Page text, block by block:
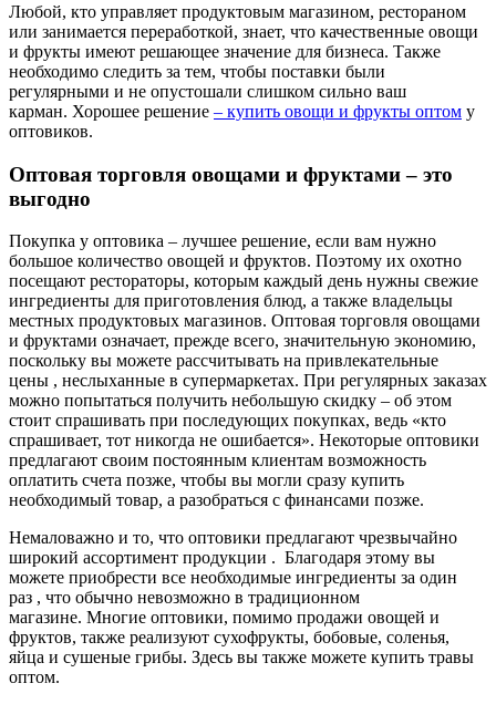
Любой, кто управляет продуктовым магазином, рестораном
или занимается переработкой, знает, что качественные овощи
и фрукты имеют решающее значение для бизнеса. Также
необходимо следить за тем, чтобы поставки были
регулярными и не опустошали слишком сильно ваш
карман. Хорошее решение – купить овощи и фрукты оптом у
оптовиков.
Оптовая торговля овощами и фруктами – это
выгодно
Покупка у оптовика – лучшее решение, если вам нужно
большое количество овощей и фруктов. Поэтому их охотно
посещают рестораторы, которым каждый день нужны свежие
ингредиенты для приготовления блюд, а также владельцы
местных продуктовых магазинов. Оптовая торговля овощами
и фруктами означает, прежде всего, значительную экономию,
поскольку вы можете рассчитывать на привлекательные
цены , неслыханные в супермаркетах. При регулярных заказах
можно попытаться получить небольшую скидку – об этом
стоит спрашивать при последующих покупках, ведь «кто
спрашивает, тот никогда не ошибается». Некоторые оптовики
предлагают своим постоянным клиентам возможность
оплатить счета позже, чтобы вы могли сразу купить
необходимый товар, а разобраться с финансами позже.
Немаловажно и то, что оптовики предлагают чрезвычайно
широкий ассортимент продукции . Благодаря этому вы
можете приобрести все необходимые ингредиенты за один
раз , что обычно невозможно в традиционном
магазине. Многие оптовики, помимо продажи овощей и
фруктов, также реализуют сухофрукты, бобовые, соленья,
яйца и сушеные грибы. Здесь вы также можете купить травы
оптом.